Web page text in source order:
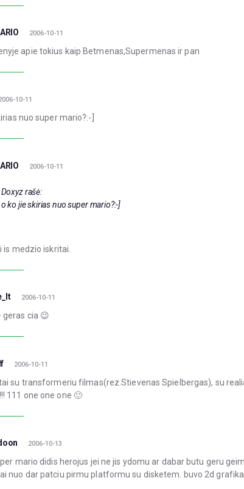
2006-10-11
apie tokius kaip Betmenas,Supermenas ir pan
10-11
nuo super mario?:-]
2006-10-11
Doxyz rašė:
o ko jie skirias nuo super mario?:-]
is medzio iskritai.
2006-10-11
geras cia 😉
2006-10-11
su transformeriu filmas(rez.Stievenas Spielbergas), su
111 one one one 🙂
2006-10-13
mario didis herojus jei ne jis ydomu ar dabar butu geru
nuo dar patciu pirmu platformu su disketem. buvo 2d